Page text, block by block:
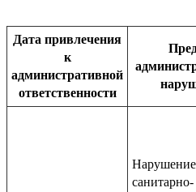
Дата привлечения
к
административной
ответственности
Нарушение
санитарно-